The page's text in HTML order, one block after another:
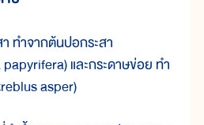
ำจากต้นปอกระสา
และกระดาษข่อย ทำ
asper)